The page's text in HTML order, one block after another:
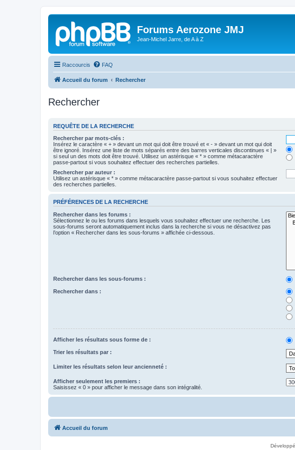
Forums Aerozone JMJ
Jean-Michel Jarre, de A à Z
Raccourcis FAQ
Accueil du forum Rechercher
Rechercher
REQUÊTE DE LA RECHERCHE
Rechercher par mots-clés :
Insérez le caractère « + » devant un mot qui doit être trouvé et « - » devant un mot qui doit
être ignoré. Insérez une liste de mots séparés entre des barres verticales discontinues « | »
si seul un des mots doit être trouvé. Utilisez un astérisque « * » comme métacaractère
passe-partout si vous souhaitez effectuer des recherches partielles.
Rechercher par auteur :
Utilisez un astérisque « * » comme métacaractère passe-partout si vous souhaitez effectuer
des recherches partielles.
PRÉFÉRENCES DE LA RECHERCHE
Rechercher dans les forums :
Sélectionnez le ou les forums dans lesquels vous souhaitez effectuer une recherche. Les
sous-forums seront automatiquement inclus dans la recherche si vous ne désactivez pas
l’option « Rechercher dans les sous-forums » affichée ci-dessous.
Rechercher dans les sous-forums :
Rechercher dans :
Afficher les résultats sous forme de :
Trier les résultats par :
Limiter les résultats selon leur ancienneté :
Afficher seulement les premiers :
Saisissez « 0 » pour afficher le message dans son intégralité.
Accueil du forum